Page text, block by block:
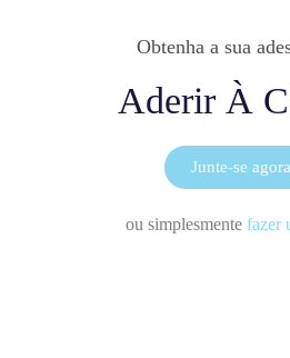
Obtenha a sua
Aderir À
Junte-se agora
ou simplesmente fazer